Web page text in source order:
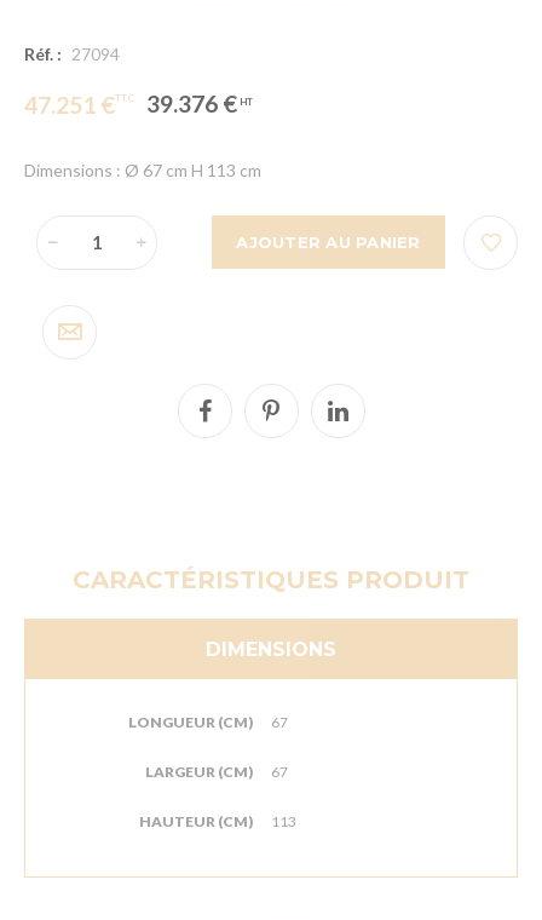
Réf. : 27094
47.251 € 39.376 €
Dimensions : Ø 67 cm H 113 cm
AJOUTER AU PANIER
CARACTÉRISTIQUES PRODUIT
DIMENSIONS
LONGUEUR (CM) 67
LARGEUR (CM) 67
HAUTEUR (CM) 113